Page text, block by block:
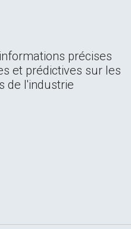
précises
et prédictives sur les
de l'industrie